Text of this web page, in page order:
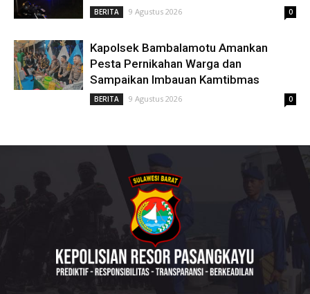
BERITA 9 Agustus 2026 0
Kapolsek Bambalamotu Amankan
Pesta Pernikahan Warga dan
Sampaikan Imbauan Kamtibmas
BERITA 9 Agustus 2026 0